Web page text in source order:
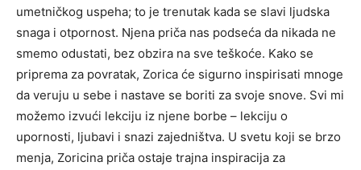
umetničkog uspeha; to je trenutak kada se slavi ljudska
snaga i otpornost. Njena priča nas podseća da nikada ne
smemo odustati, bez obzira na sve teškoće. Kako se
priprema za povratak, Zorica će sigurno inspirisati mnoge
da veruju u sebe i nastave se boriti za svoje snove. Svi mi
možemo izvući lekciju iz njene borbe – lekciju o
upornosti, ljubavi i snazi zajedništva. U svetu koji se brzo
menja, Zoricina priča ostaje trajna inspiracija za